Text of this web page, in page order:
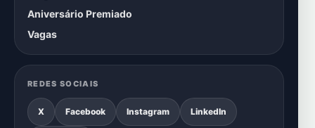
Aniversário Premiado
Vagas
REDES SOCIAIS
X Facebook Instagram LinkedIn